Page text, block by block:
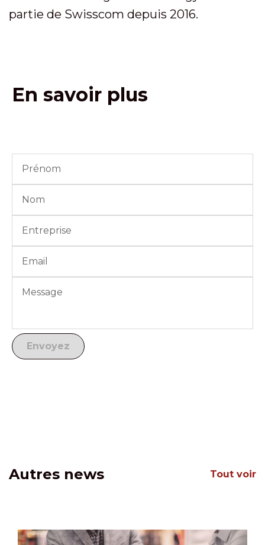
partie de Swisscom depuis 2016.
En savoir plus
Autres news Tout voir